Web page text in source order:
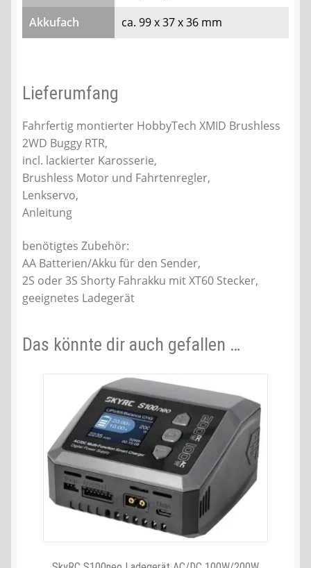
Akkufach ca. 99 x 37 x 36 mm
Lieferumfang
Fahrfertig montierter HobbyTech XMID Brushless
2WD Buggy RTR,
incl. lackierter Karosserie,
Brushless Motor und Fahrtenregler,
Lenkservo,
Anleitung
benötigtes Zubehör:
AA Batterien/Akku für den Sender,
2S oder 3S Shorty Fahrakku mit XT60 Stecker,
geeignetes Ladegerät
Das könnte dir auch gefallen …